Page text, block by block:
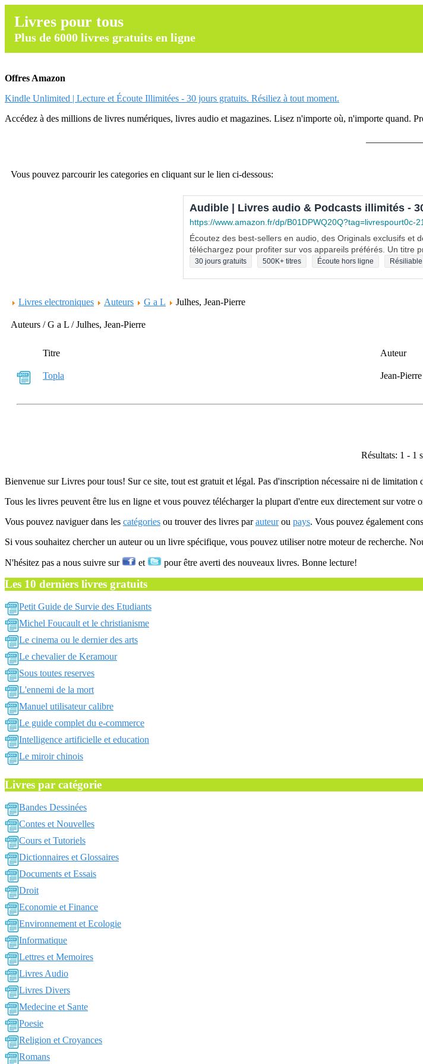
Livres pour tous
Plus de 6000 livres gratuits en ligne
Offres Amazon
Kindle Unlimited | Lecture et Écoute Illimitées - 30 jours gratuits. Résiliez à tout moment.
Accédez à des millions de livres numériques, livres audio et magazines. Lisez n'importe où, n'importe quand.
Vous pouvez parcourir les categories en cliquant sur le lien ci-dessous:
Audible | Livres audio & Podcasts illimités -
https://www.amazon.fr/dp/B01DPWQ20Q?tag=livrespourt0c-21
Écoutez des best-sellers en audio, des Originals exclusifs et
téléchargez pour profiter sur vos appareils préférés. Un titre
30 jours gratuits 500K+ titres Écoute hors ligne
Livres electroniques Auteurs G a L Julhes, Jean-Pierre
Auteurs / G a L / Julhes, Jean-Pierre
Titre Auteur
Topla Jean-
Résultats: 1 - 1
Bienvenue sur Livres pour tous! Sur ce site, tout est gratuit et légal. Pas d'inscription nécessaire ni de limitation
Tous les livres peuvent être lus en ligne et vous pouvez télécharger la plupart d'entre eux directement sur votre
Vous pouvez naviguer dans les catégories ou trouver des livres parauteurou pays. Vous pouvez également
Si vous souhaitez chercher un auteur ou un livre spécifique, vous pouvez utiliser notre moteur de recherche.
N'hésitez pas a nous suivre sur et pour être averti des nouveaux livres. Bonne lecture!
Les 10 derniers livres gratuits
Petit Guide de Survie des Etudiants
Michel Foucault et le christianisme
Le cinema ou le dernier des arts
Le chevalier de Keramour
Sous toutes reserves
L'ennemi de la mort
Manuel utilisateur calibre
Le guide complet du e-commerce
Intelligence artificielle et education
Le miroir chinois
Livres par catégorie
Bandes Dessinées
Contes et Nouvelles
Cours et Tutoriels
Dictionnaires et Glossaires
Documents et Essais
Droit
Economie et Finance
Environnement et Ecologie
Informatique
Lettres et Memoires
Livres Audio
Livres Divers
Medecine et Sante
Poesie
Religion et Croyances
Romans